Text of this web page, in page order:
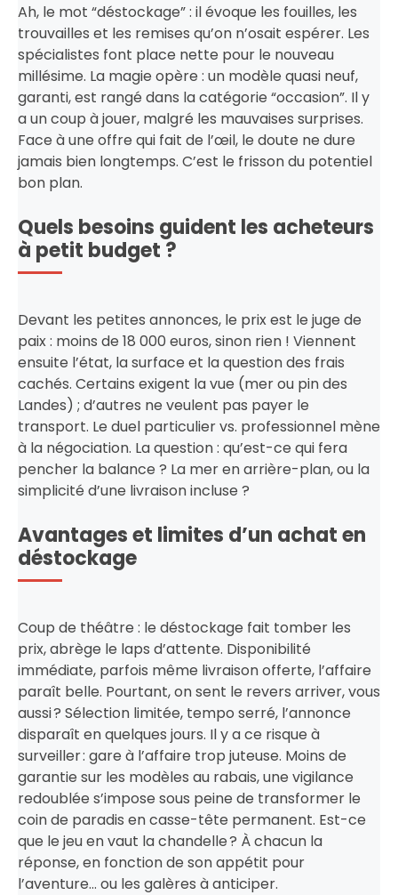
Ah, le mot “déstockage” : il évoque les fouilles, les
trouvailles et les remises qu’on n’osait espérer. Les
spécialistes font place nette pour le nouveau
millésime. La magie opère : un modèle quasi neuf,
garanti, est rangé dans la catégorie “occasion”. Il y
a un coup à jouer, malgré les mauvaises surprises.
Face à une offre qui fait de l’œil, le doute ne dure
jamais bien longtemps. C’est le frisson du potentiel
bon plan.
Quels besoins guident les acheteurs
à petit budget ?
Devant les petites annonces, le prix est le juge de
paix : moins de 18 000 euros, sinon rien ! Viennent
ensuite l’état, la surface et la question des frais
cachés. Certains exigent la vue (mer ou pin des
Landes) ; d’autres ne veulent pas payer le
transport. Le duel particulier vs. professionnel mène
à la négociation. La question : qu’est-ce qui fera
pencher la balance ? La mer en arrière-plan, ou la
simplicité d’une livraison incluse ?
Avantages et limites d’un achat en
déstockage
Coup de théâtre : le déstockage fait tomber les
prix, abrège le laps d’attente. Disponibilité
immédiate, parfois même livraison offerte, l’affaire
paraît belle. Pourtant, on sent le revers arriver, vous
aussi ? Sélection limitée, tempo serré, l’annonce
disparaît en quelques jours. Il y a ce risque à
surveiller : gare à l’affaire trop juteuse. Moins de
garantie sur les modèles au rabais, une vigilance
redoublée s’impose sous peine de transformer le
coin de paradis en casse-tête permanent. Est-ce
que le jeu en vaut la chandelle ? À chacun la
réponse, en fonction de son appétit pour
l’aventure… ou les galères à anticiper.